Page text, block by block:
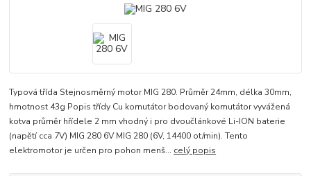
Typová třída Stejnosměrný motor MIG 280. Průměr 24mm, délka 30mm,
hmotnost 43g Popis třídy Cu komutátor bodovaný komutátor vyvážená
kotva průměr hřídele 2 mm vhodný i pro dvoučlánkové Li-ION baterie
(napětí cca 7V) MIG 280 6V MIG 280 (6V, 14400 ot/min). Tento
elektromotor je určen pro pohon menš... celý popis